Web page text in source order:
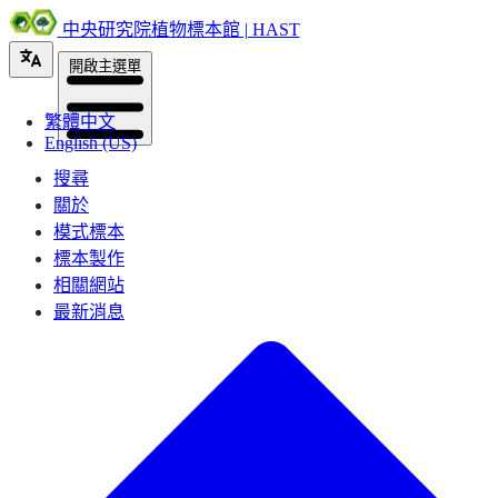
中央研究院植物標本館 | HAST
繁體中文
English (US)
開啟主選單
搜尋
關於
模式標本
標本製作
相關網站
最新消息